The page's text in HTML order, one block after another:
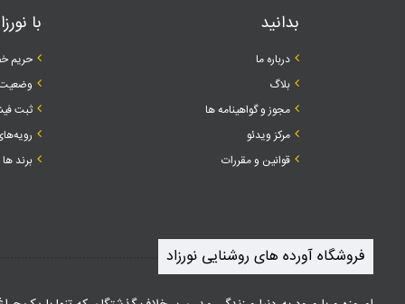
با
حریم
ثبت
برند ها
بدانید
درباره ما
بلاگ
مجوز و گواهینامه ها
مرکز ویدئو
قوانین و مقررات
فروشگاه آورده های روشنایی نورزاد